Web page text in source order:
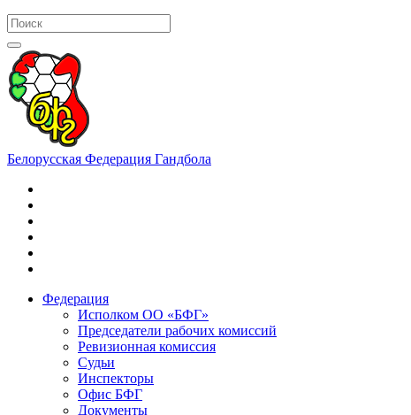
Белорусская Федерация Гандбола
Федерация
Исполком ОО «БФГ»
Председатели рабочих комиссий
Ревизионная комиссия
Судьи
Инспекторы
Офис БФГ
Документы